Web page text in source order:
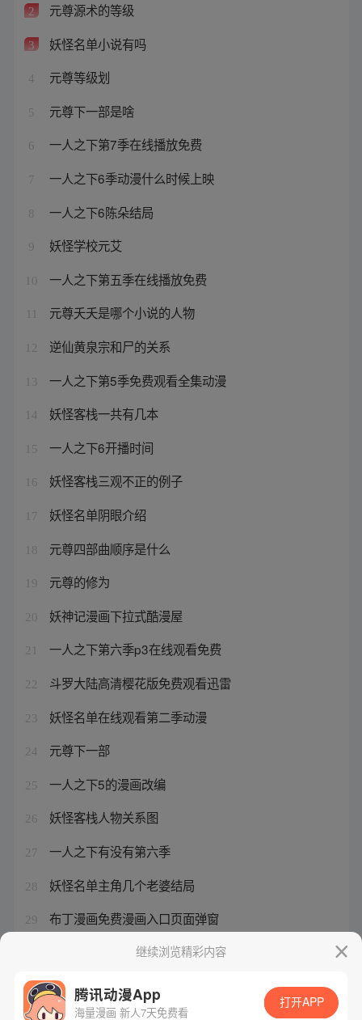
2 元尊源术的等级
3 妖怪名单小说有吗
4 元尊等级划
5 元尊下一部是啥
6 一人之下第7季在线播放免费
7 一人之下6季动漫什么时候上映
8 一人之下6陈朵结局
9 妖怪学校元艾
10 一人之下第五季在线播放免费
元尊夭夭是哪个小说的人物
12 逆仙黄泉宗和尸的关系
13 一人之下第5季免费观看全集动漫
14 妖怪客栈一共有几本
15 一人之下6开播时间
16 妖怪客栈三观不正的例子
17 妖怪名单阴眼介绍
18 元尊四部曲顺序是什么
19 元尊的修为
20 妖神记漫画下拉式酷漫屋
21 一人之下第六季p3在线观看免费
22 斗罗大陆高清樱花版免费观看迅雷
23 妖怪名单在线观看第二季动漫
24 元尊下一部
25 一人之下5的漫画改编
26 妖怪客栈人物关系图
27 一人之下有没有第六季
28 妖怪名单主角几个老婆结局
29 布丁漫画免费漫画入口页面弹窗
元尊后续小说什么名字啊继续浏览精彩内容
腾讯动漫App
海量漫画 新人7天免费看
打开APP